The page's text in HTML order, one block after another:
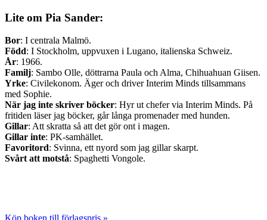
Lite om Pia Sander:
Bor: I centrala Malmö.
Född: I Stockholm, uppvuxen i Lugano, italienska Schweiz.
År: 1966.
Familj: Sambo Olle, döttrarna Paula och Alma, Chihuahuan Giisen.
Yrke: Civilekonom. Äger och driver Interim Minds tillsammans
med Sophie.
När jag inte skriver böcker: Hyr ut chefer via Interim Minds. På
fritiden läser jag böcker, går långa promenader med hunden.
Gillar: Att skratta så att det gör ont i magen.
Gillar inte: PK-samhället.
Favoritord: Svinna, ett nyord som jag gillar skarpt.
Svårt att motstå: Spaghetti Vongole.